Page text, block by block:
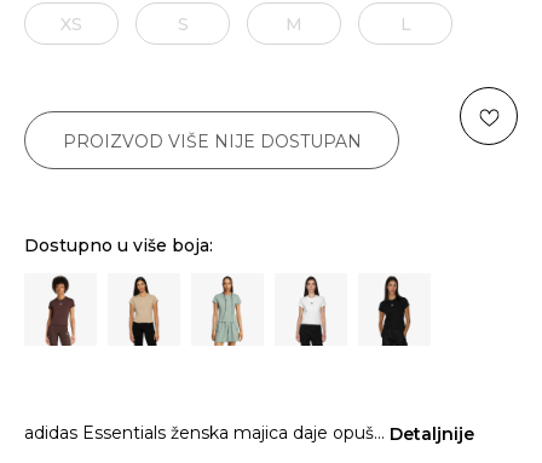
XS S M L
PROIZVOD VIŠE NIJE DOSTUPAN
Dostupno u više boja:
adidas Essentials ženska majica daje opuš... Detaljnije